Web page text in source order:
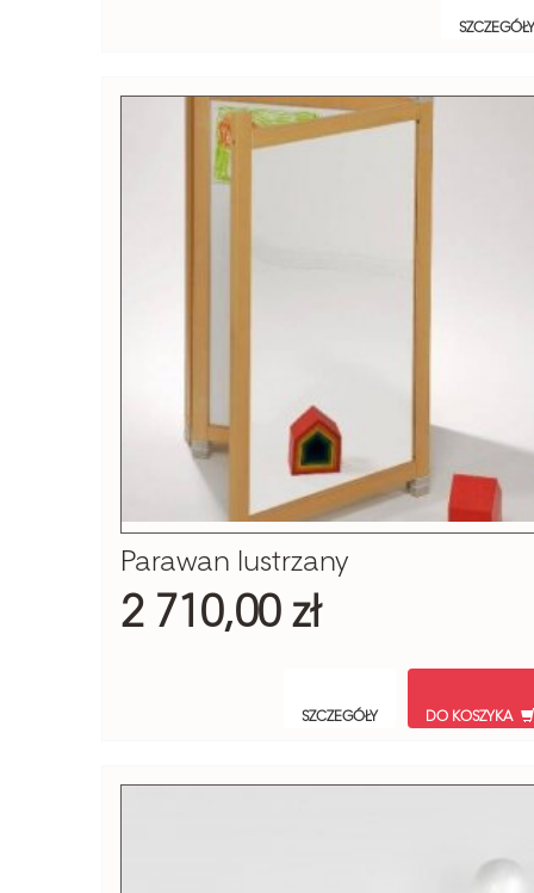
SZCZEGÓŁY
Parawan lustrzany
2 710,00 zł
SZCZEGÓŁY DO KOSZYKA